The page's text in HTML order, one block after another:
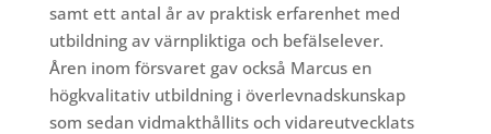
samt ett antal år av praktisk erfarenhet med
utbildning av värnpliktiga och befälselever.
Åren inom försvaret gav också Marcus en
högkvalitativ utbildning i överlevnadskunskap
som sedan vidmakthållits och vidareutvecklats